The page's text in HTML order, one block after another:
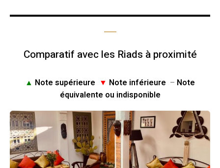
Comparatif avec les Riads à proximité
▲ Note supérieure ▼ Note inférieure – Note
équivalente ou indisponible